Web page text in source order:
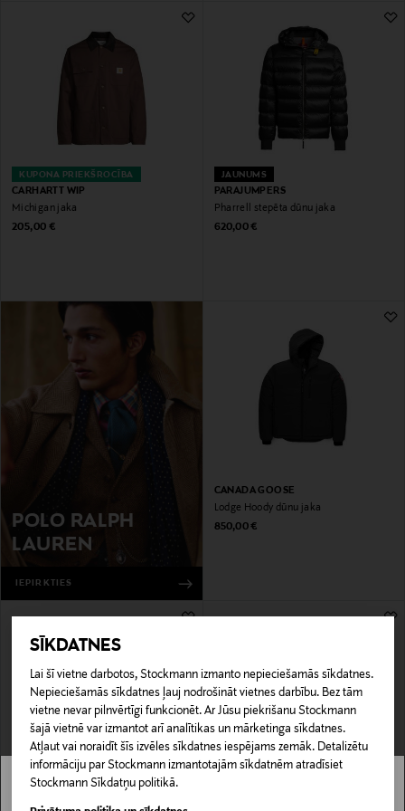
SĪKDATNES
Lai šī vietne darbotos, Stockmann izmanto nepieciešamās sīkdatnes.
Nepieciešamās sīkdatnes ļauj nodrošināt vietnes darbību. Bez tām
vietne nevar pilnvērtīgi funkcionēt. Ar Jūsu piekrišanu Stockmann
šajā vietnē var izmantot arī analītikas un mārketinga sīkdatnes.
Atļaut vai noraidīt šīs izvēles sīkdatnes iespējams zemāk. Detalizētu
informāciju par Stockmann izmantotajām sīkdatnēm atradīsiet
Stockmann Sīkdatņu politikā.
KUPONA PRIEKŠROCĪBA
CARHARTT WIP
Michigan jaka
Original Price
205,00 €
JAUNUMS
PARAJUMPERS
Pharrell stepēta dūnu jaka
Original Price
620,00 €
POLO RALPH
LAUREN
IEPIRKTIES
CANADA GOOSE
Lodge Hoody dūnu jaka
Original Price
850,00 €
LOJALITĀTES PIEDĀVĀJUMS 20%
TOMMY JEANS
Light Down Packable viegla dūnu jaka
Stockmann nav pieejams tavā valstī.